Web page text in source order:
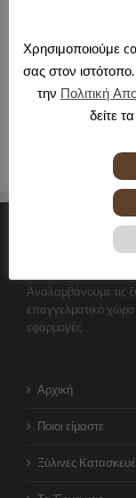
ΞΎΛΙΝΕΣ
Αναλαμβάνουμε τις
επαγγελματικό χώρο
εφαρμογές.
Αρχική
Ποιοι είμαστε
Ξύλινες
Χρησιμοποιούμε
σας στον
την Πολιτική
δείτε